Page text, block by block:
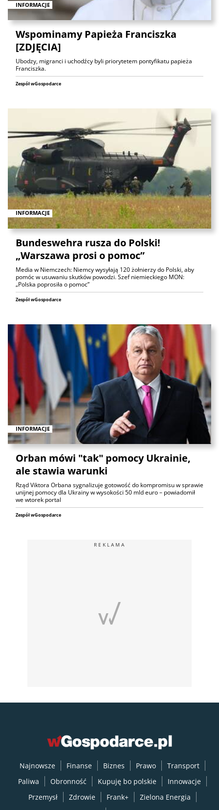
INFORMACJE
Wspominamy Papieża Franciszka
[ZDJĘCIA]
Ubodzy, migranci i uchodźcy byli priorytetem pontyfikatu papieża
Franciszka.
Zespół wGospodarce
INFORMACJE
Bundeswehra rusza do Polski!
„Warszawa prosi o pomoc”
Media w Niemczech: Niemcy wysyłają 120 żołnierzy do Polski, aby
pomóc w usuwaniu skutków powodzi. Szef niemieckiego MON:
„Polska poprosiła o pomoc”
Zespół wGospodarce
INFORMACJE
Orban mówi "tak" pomocy Ukrainie,
ale stawia warunki
Rząd Viktora Orbana sygnalizuje gotowość do kompromisu w sprawie
unijnej pomocy dla Ukrainy w wysokości 50 mld euro – powiadomił
we wtorek portal
Zespół wGospodarce
REKLAMA
Najnowsze Finanse Biznes Prawo
Transport
Paliwa
Obronność Kupuję bo polskie
Innowacje
Przemysł
Zdrowie Frank+
Zielona Energia